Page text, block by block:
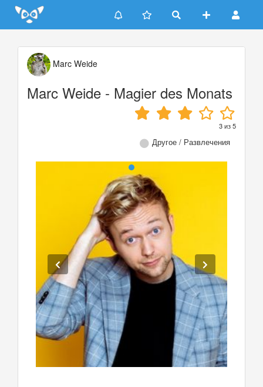
Update cookies preferences
Marc Weide
Marc Weide - Magier des Monats
3из5
Другое / Развлечения